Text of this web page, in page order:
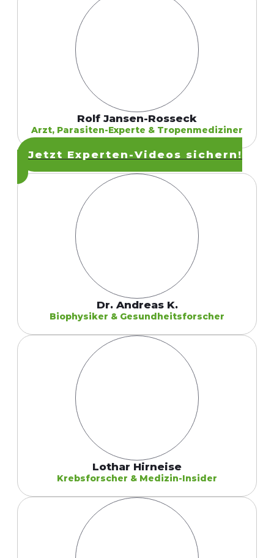
Rolf Jansen-Rosseck
Arzt, Parasiten-Experte & Tropenmediziner
Jetzt Experten-Videos sichern!
Dr. Andreas K.
Biophysiker & Gesundheitsforscher
Lothar Hirneise
Krebsforscher & Medizin-Insider